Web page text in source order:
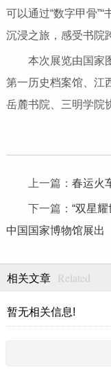
可以通过“数字甲骨”“
沉浸之旅，感受书院
本次展览由国家
第一历史档案馆、江
岳麓书院、三明学院
上一篇： 春运火
下一篇： “双星
中国国家博物馆展出
相关文章 Related
暂无相关信息!